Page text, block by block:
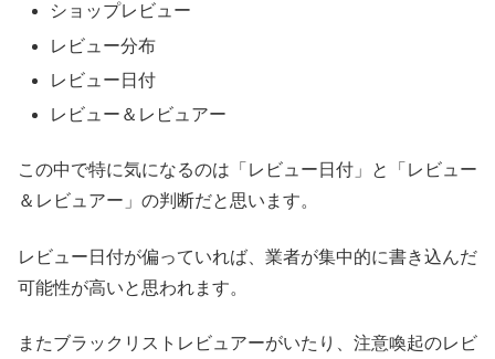
ショップレビュー
レビュー分布
レビュー日付
レビュー＆レビュアー
この中で特に気になるのは「レビュー日付」と「レビュー
＆レビュアー」の判断だと思います。
レビュー日付が偏っていれば、業者が集中的に書き込んだ
可能性が高いと思われます。
またブラックリストレビュアーがいたり、注意喚起のレビ